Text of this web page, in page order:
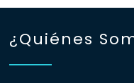
¿Quiénes